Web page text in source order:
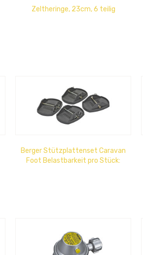
Zeltheringe, 23cm, 6 teilig
Berger Stützplattenset Caravan
Foot Belastbarkeit pro Stück: